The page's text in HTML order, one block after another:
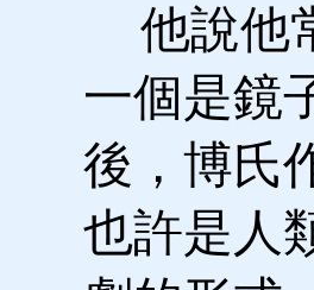
他說他
一個是鏡
後，博氏
也許是人